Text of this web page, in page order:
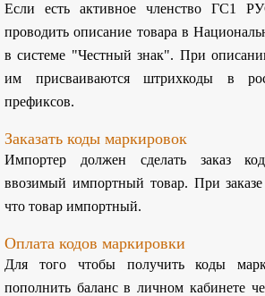
Если есть активное членство ГС1
проводить описание товара в
в системе "Честный знак". При
им присваиваются штрихкоды в
префиксов.
Заказать коды маркировок
Импортер должен сделать заказ
ввозимый импортный товар. При заказе
что товар импортный.
Оплата кодов маркировки
Для того чтобы получить коды
пополнить баланс в личном кабинете